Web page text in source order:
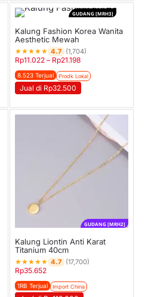
GUDANG [MRH3]
Kalung Fashion Korea Wanita
Aesthetic Mewah
★★★★★ 4.7 (1,704)
Rp11.022 – Rp21.198
8.523 Terjual Prodk Lokal
Jual di Rp32.500
GUDANG [MRH2]
Kalung Liontin Anti Karat
Titanium 40cm
★★★★★ 4.7 (17,700)
Rp35.652
1RB Terjual Import China